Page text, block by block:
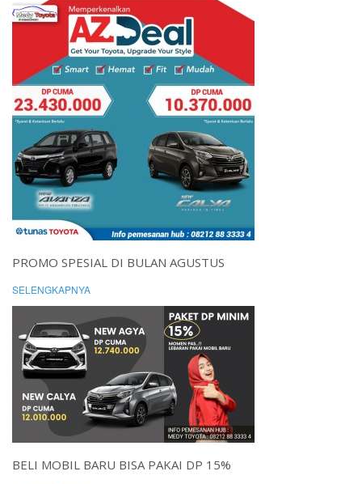
PROMO SPESIAL DI BULAN AGUSTUS
SELENGKAPNYA
BELI MOBIL BARU BISA PAKAI DP 15%